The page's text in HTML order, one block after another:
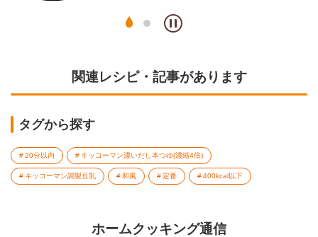
関連レシピ・記事があります
タグから探す
20分以内 キッコーマン濃いだし本つゆ(濃縮4倍)
キッコーマン調製豆乳 和風 定番 400kcal以下
ホームクッキング通信